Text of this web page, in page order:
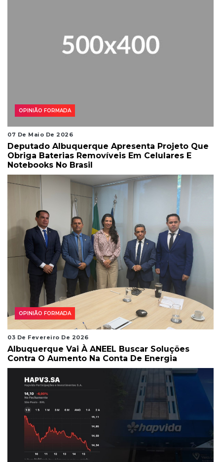
OPINIÃO FORMADA
07 De Maio De 2026
Deputado Albuquerque Apresenta Projeto Que
Obriga Baterias Removíveis Em Celulares E
Notebooks No Brasil
OPINIÃO FORMADA
03 De Fevereiro De 2026
Albuquerque Vai À ANEEL Buscar Soluções
Contra O Aumento Na Conta De Energia